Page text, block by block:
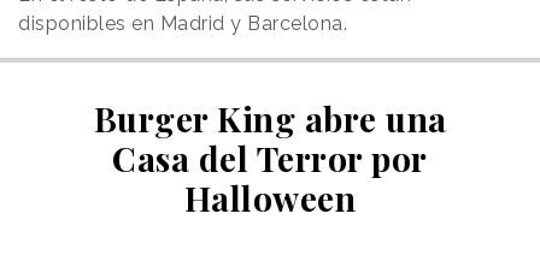
disponibles en Madrid y Barcelona.
Burger King abre una
Casa del Terror por
Halloween